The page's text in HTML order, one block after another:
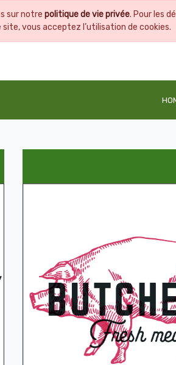
sur notrepolitique de vie privée. Pour les
vous acceptez l’utilisation de cookies.